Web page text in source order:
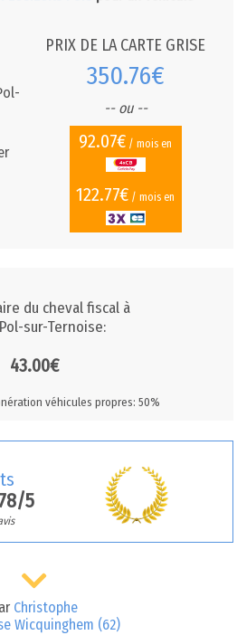
PRIX DE LA CARTE GRISE
350.76€
-- ou --
92.07€ / mois en
122.77€ / mois en
du cheval fiscal à
sur-Ternoise:
43.00€
véhicules propres: 50%
5
Christophe
Wicquinghem (62)